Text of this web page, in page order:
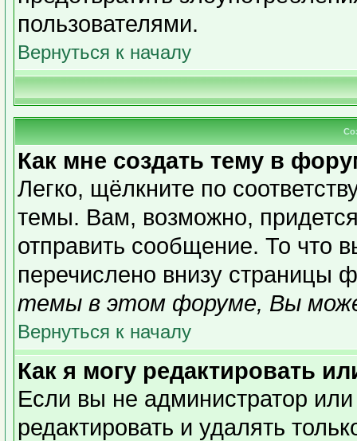
пользователями.
Вернуться к началу
Как мне создать тему в
Легко, щёлкните по
темы. Вам, возможно,
отправить сообщение. То что
перечислено внизу страницы
темы в этом форуме, Вы
Вернуться к началу
Как я могу редактировать
Если вы не администратор
редактировать и удалять